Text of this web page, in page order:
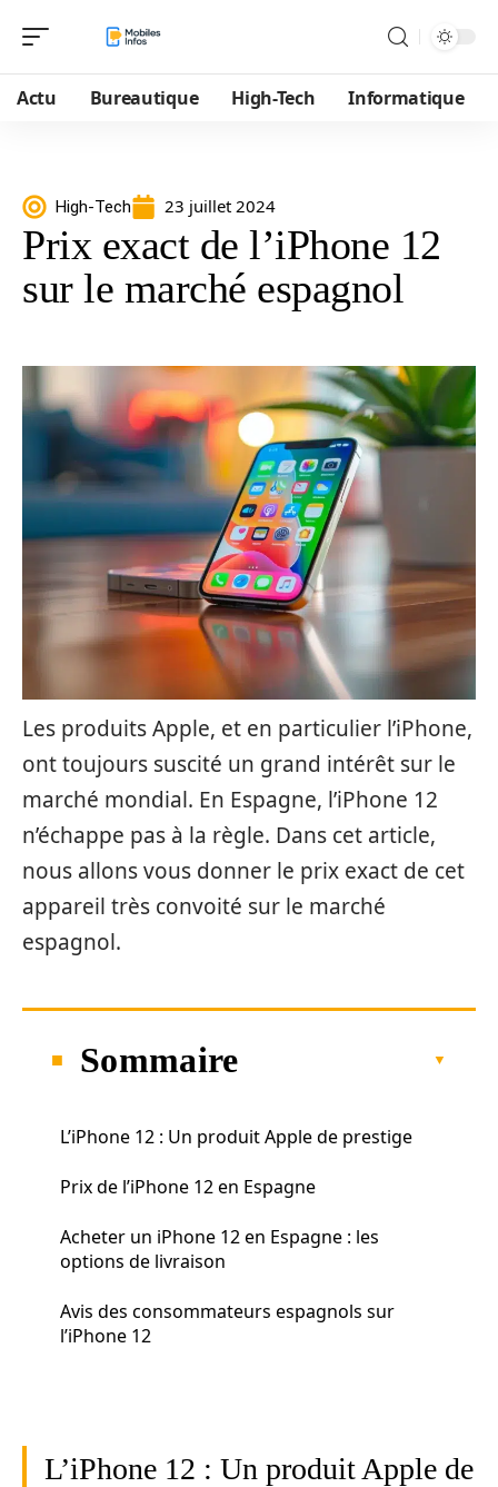
Actu Bureautique High-Tech Informatique
High-Tech 23 juillet 2024
Prix exact de l’iPhone 12
sur le marché espagnol
Les produits Apple, et en particulier l’iPhone,
ont toujours suscité un grand intérêt sur le
marché mondial. En Espagne, l’iPhone 12
n’échappe pas à la règle. Dans cet article,
nous allons vous donner le prix exact de cet
appareil très convoité sur le marché
espagnol.
Sommaire
L’iPhone 12 : Un produit Apple de prestige
Prix de l’iPhone 12 en Espagne
Acheter un iPhone 12 en Espagne : les
options de livraison
Avis des consommateurs espagnols sur
l’iPhone 12
L’iPhone 12 : Un produit Apple de